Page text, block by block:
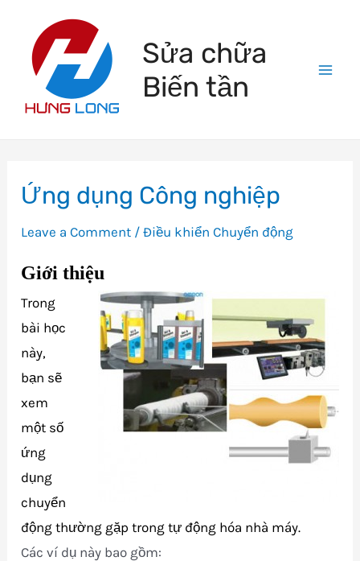
content
Sửa chữa
Biến tần
Ứng dụng Công nghiệp
Leave a Comment /Điều khiển Chuyển động
Giới thiệu
Trong
bài học
này,
bạn sẽ
xem
một số
ứng
dụng
chuyển
động thường gặp trong tự động hóa nhà máy.
Các ví dụ này bao gồm: